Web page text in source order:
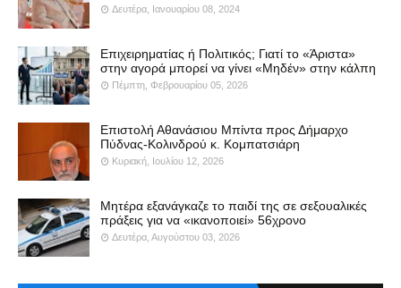
Δευτέρα, Ιανουαρίου 08, 2024
Επιχειρηματίας ή Πολιτικός; Γιατί το «Άριστα»
στην αγορά μπορεί να γίνει «Μηδέν» στην κάλπη
Πέμπτη, Φεβρουαρίου 05, 2026
Επιστολή Αθανάσιου Μπίντα προς Δήμαρχο
Πύδνας-Κολινδρού κ. Κομπατσιάρη
Κυριακή, Ιουλίου 12, 2026
Μητέρα εξανάγκαζε το παιδί της σε σεξουαλικές
πράξεις για να «ικανοποιεί» 56χρονο
Δευτέρα, Αυγούστου 03, 2026